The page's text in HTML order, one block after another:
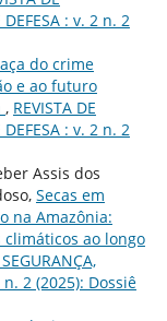
DEFESA : v. 2 n. 2
do crime
e ao futuro
, REVISTA DE
DEFESA : v. 2 n. 2
Assis dos
Secas em
na Amazônia:
ao longo
n. 2 (2025): Dossiê